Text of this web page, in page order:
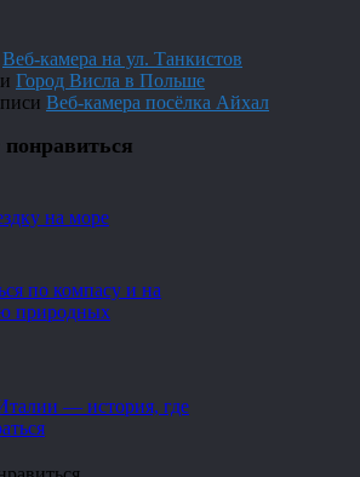
Веб-камера на ул. Танкистов
Город Висла в Польше
Веб-камера посёлка Айхал
на море
по компасу и на
природных
— история, где